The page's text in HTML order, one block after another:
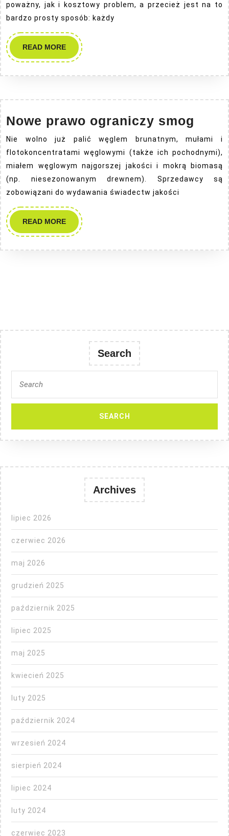
poważny, jak i kosztowy problem, a przecież jest na to
bardzo prosty sposób: każdy
READ MOREREAD
MORE
Nowe prawo ograniczy smog Nowe
smog
Nie wolno już palić węglem brunatnym, mułami i
flotokoncentratami węglowymi (także ich pochodnymi),
miałem węglowym najgorszej jakości i mokrą biomasą
(np. niesezonowanym drewnem). Sprzedawcy są
zobowiązani do wydawania świadectw jakości
READ MOREREAD
MORE
Search
for:
Archives
lipiec 2026
czerwiec 2026
maj 2026
grudzień 2025
październik 2025
lipiec 2025
maj 2025
kwiecień 2025
luty 2025
październik 2024
wrzesień 2024
sierpień 2024
lipiec 2024
luty 2024
czerwiec 2023